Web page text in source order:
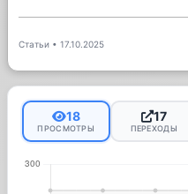
Статьи • 17.10.2025
18
ПРОСМОТРЫ
17
ПЕРЕХОДЫ